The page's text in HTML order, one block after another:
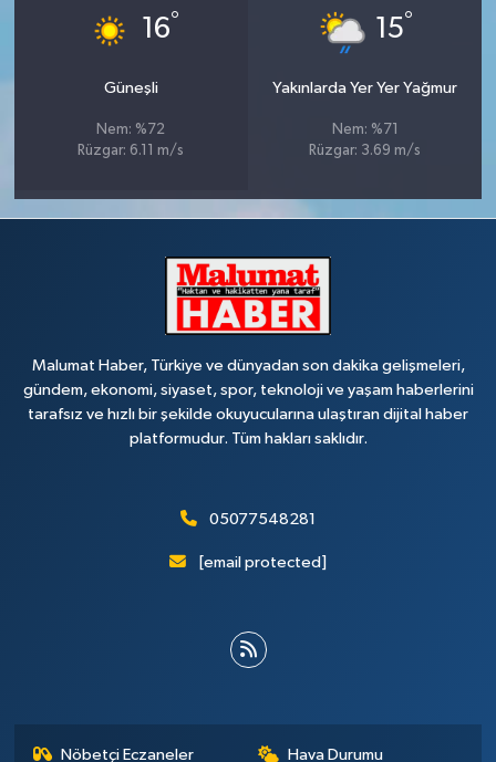
16°
Güneşli
Nem: %72
Rüzgar: 6.11 m/s
15°
Yakınlarda Yer Yer Yağmur
Nem: %71
Rüzgar: 3.69 m/s
Malumat Haber, Türkiye ve dünyadan son dakika gelişmeleri,
gündem, ekonomi, siyaset, spor, teknoloji ve yaşam haberlerini
tarafsız ve hızlı bir şekilde okuyucularına ulaştıran dijital haber
platformudur. Tüm hakları saklıdır.
05077548281
[email protected]
Nöbetçi Eczaneler Hava Durumu